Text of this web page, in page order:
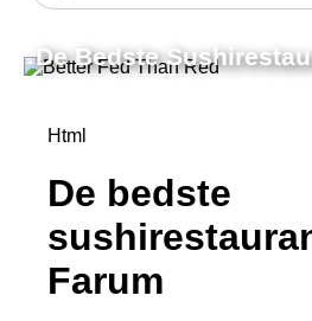
De Bedste
Html
De bedste
Farum